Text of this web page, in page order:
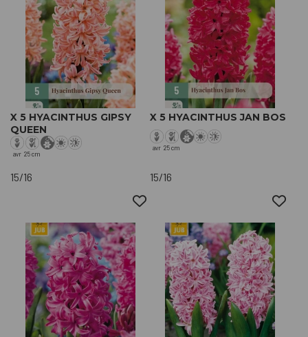
X 5 HYACINTHUS GIPSY
QUEEN
avr 25 cm
15/16
X 5 HYACINTHUS JAN BOS
avr 25 cm
15/16